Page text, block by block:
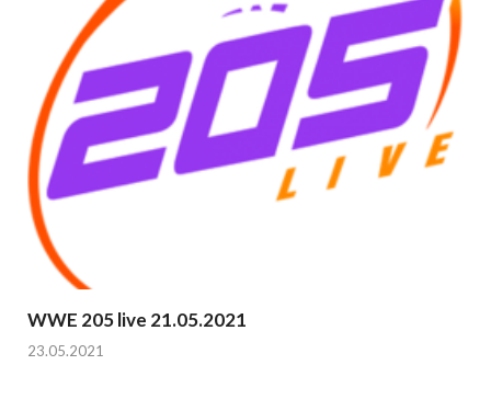
WWE 205 live 21.05.2021
23.05.2021